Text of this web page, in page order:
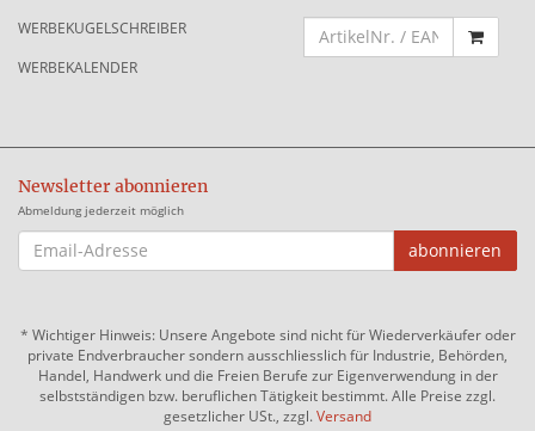
WERBEKUGELSCHREIBER
WERBEKALENDER
Newsletter abonnieren
Abmeldung jederzeit möglich
EMAIL-
ADRESSE
abonnieren
* Wichtiger Hinweis: Unsere Angebote sind nicht für Wiederverkäufer oder
private Endverbraucher sondern ausschliesslich für Industrie, Behörden,
Handel, Handwerk und die Freien Berufe zur Eigenverwendung in der
selbstständigen bzw. beruflichen Tätigkeit bestimmt. Alle Preise zzgl.
gesetzlicher USt., zzgl.Versand